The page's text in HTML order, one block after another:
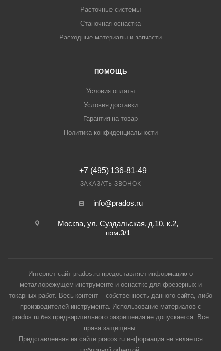
Расточные системы
Станочная оснастка
Расходные материалы и запчасти
ПОМОЩЬ
Условия оплаты
Условия доставки
Гарантия на товар
Политика конфиденциальности
+7 (495) 136-81-49
ЗАКАЗАТЬ ЗВОНОК
info@prados.ru
Москва, ул. Суздальская, д.10, к.2,
пом.3/1
Интернет-сайт prados.ru предоставляет информацию о
металлорежущем инструменте и оснастке для фрезерных и
токарных работ. Весь контент – собственность данного сайта, либо
производителей инструмента. Использование материалов с
prados.ru без предварительного разрешения не допускается. Все
права защищены.
Представленная на сайте prados.ru информация не является